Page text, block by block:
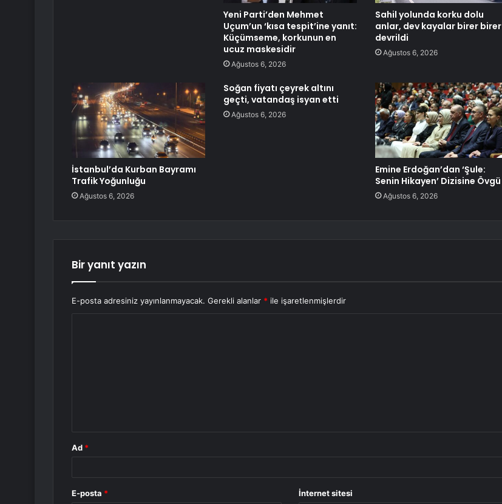
Yeni Parti’den Mehmet
Uçum’un ‘kısa tespit’ine yanıt:
Küçümseme, korkunun en
ucuz maskesidir
Ağustos 6, 2026
Sahil yolunda korku dolu
anlar, dev kayalar birer birer
devrildi
Ağustos 6, 2026
İstanbul’da Kurban Bayramı
Trafik Yoğunluğu
Ağustos 6, 2026
Soğan fiyatı çeyrek altını
geçti, vatandaş isyan etti
Ağustos 6, 2026
Emine Erdoğan’dan ‘Şule:
Senin Hikayen’ Dizisine Övgü
Ağustos 6, 2026
Bir yanıt yazın
E-posta adresiniz yayınlanmayacak. Gerekli alanlar * ile işaretlenmişlerdir
Ad *
E-posta * İnternet sitesi